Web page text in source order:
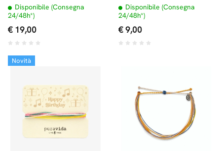
CONCHIGLIE KNOTTED
COWRIES WHITE
Disponibile (Consegna
24/48h*)
€ 19,00
#1 DAD
Disponibile (Consegna
24/48h*)
€ 9,00
Novità